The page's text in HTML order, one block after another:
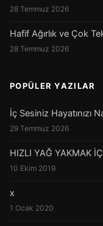
28 Temmuz 2026
Hafif Ağırlık ve Çok
28 Temmuz 2026
POPÜLER YAZILAR
İç Sesiniz Hayatınızı
29 Temmuz 2026
HIZLI YAĞ YAKMAK
10 Ekim 2019
x
1 Ocak 2020